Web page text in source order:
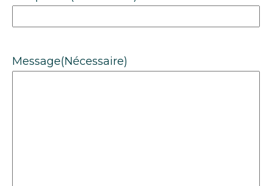
Message(Nécessaire)